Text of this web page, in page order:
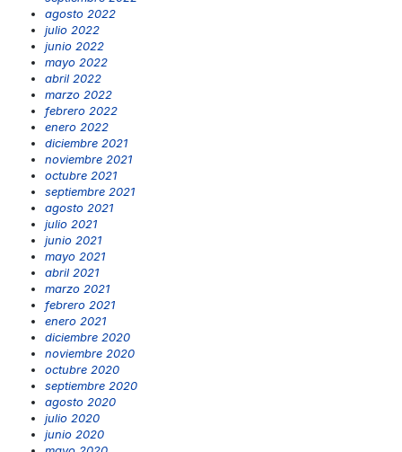
agosto 2022
julio 2022
junio 2022
mayo 2022
abril 2022
marzo 2022
febrero 2022
enero 2022
diciembre 2021
noviembre 2021
octubre 2021
septiembre 2021
agosto 2021
julio 2021
junio 2021
mayo 2021
abril 2021
marzo 2021
febrero 2021
enero 2021
diciembre 2020
noviembre 2020
octubre 2020
septiembre 2020
agosto 2020
julio 2020
junio 2020